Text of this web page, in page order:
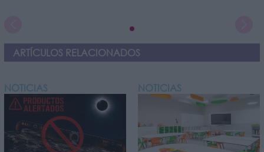
ARTÍCULOS RELACIONADOS
NOTICIAS NOTICIAS